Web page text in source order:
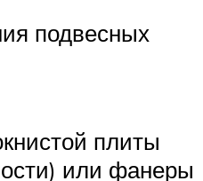
подвесных
плиты
или фанеры